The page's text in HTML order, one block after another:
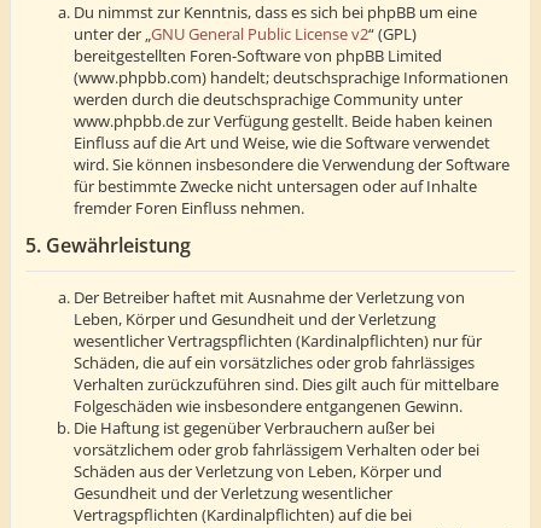
Du nimmst zur Kenntnis, dass es sich bei phpBB um eine
unter der „GNU General Public License v2“ (GPL)
bereitgestellten Foren-Software von phpBB Limited
(www.phpbb.com) handelt; deutschsprachige Informationen
werden durch die deutschsprachige Community unter
www.phpbb.de zur Verfügung gestellt. Beide haben keinen
Einfluss auf die Art und Weise, wie die Software verwendet
wird. Sie können insbesondere die Verwendung der Software
für bestimmte Zwecke nicht untersagen oder auf Inhalte
fremder Foren Einfluss nehmen.
5. Gewährleistung
Der Betreiber haftet mit Ausnahme der Verletzung von
Leben, Körper und Gesundheit und der Verletzung
wesentlicher Vertragspflichten (Kardinalpflichten) nur für
Schäden, die auf ein vorsätzliches oder grob fahrlässiges
Verhalten zurückzuführen sind. Dies gilt auch für mittelbare
Folgeschäden wie insbesondere entgangenen Gewinn.
Die Haftung ist gegenüber Verbrauchern außer bei
vorsätzlichem oder grob fahrlässigem Verhalten oder bei
Schäden aus der Verletzung von Leben, Körper und
Gesundheit und der Verletzung wesentlicher
Vertragspflichten (Kardinalpflichten) auf die bei